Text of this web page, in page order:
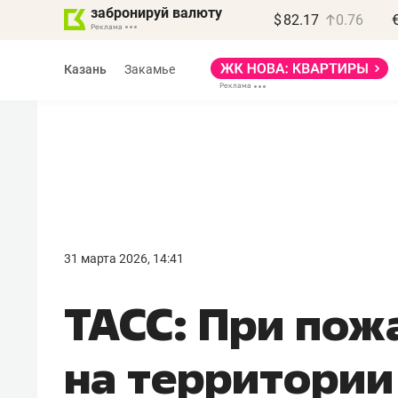
забронируй валюту $ 82.17 0.76
Казань Закамье
31 марта 2026, 14:41
ТАСС: При
на территории
правил, бизнес может
потерять минимум